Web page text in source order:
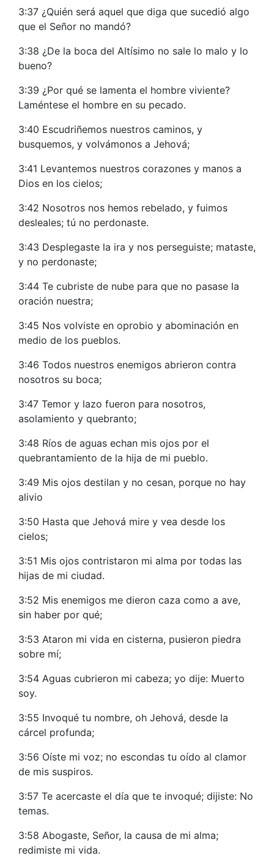
3:37 ¿Quién será aquel que diga que sucedió algo
que el Señor no mandó?
3:38 ¿De la boca del Altísimo no sale lo malo y lo
bueno?
3:39 ¿Por qué se lamenta el hombre viviente?
Laméntese el hombre en su pecado.
3:40 Escudriñemos nuestros caminos, y
busquemos, y volvámonos a Jehová;
3:41 Levantemos nuestros corazones y manos a
Dios en los cielos;
3:42 Nosotros nos hemos rebelado, y fuimos
desleales; tú no perdonaste.
3:43 Desplegaste la ira y nos perseguiste; mataste,
y no perdonaste;
3:44 Te cubriste de nube para que no pasase la
oración nuestra;
3:45 Nos volviste en oprobio y abominación en
medio de los pueblos.
3:46 Todos nuestros enemigos abrieron contra
nosotros su boca;
3:47 Temor y lazo fueron para nosotros,
asolamiento y quebranto;
3:48 Ríos de aguas echan mis ojos por el
quebrantamiento de la hija de mi pueblo.
3:49 Mis ojos destilan y no cesan, porque no hay
alivio
3:50 Hasta que Jehová mire y vea desde los
cielos;
3:51 Mis ojos contristaron mi alma por todas las
hijas de mi ciudad.
3:52 Mis enemigos me dieron caza como a ave,
sin haber por qué;
3:53 Ataron mi vida en cisterna, pusieron piedra
sobre mí;
3:54 Aguas cubrieron mi cabeza; yo dije: Muerto
soy.
3:55 Invoqué tu nombre, oh Jehová, desde la
cárcel profunda;
3:56 Oíste mi voz; no escondas tu oído al clamor
de mis suspiros.
3:57 Te acercaste el día que te invoqué; dijiste: No
temas.
3:58 Abogaste, Señor, la causa de mi alma;
redimiste mi vida.